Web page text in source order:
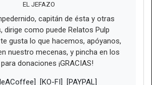
EL JEFAZO
capitán de ésta y otras
dirige como puede Relatos Pulp
gusta lo que hacemos, apóyanos,
nuestro mecenas, y pincha en los
donaciones ¡GRACIAS!
[KO-FI] [PAYPAL]